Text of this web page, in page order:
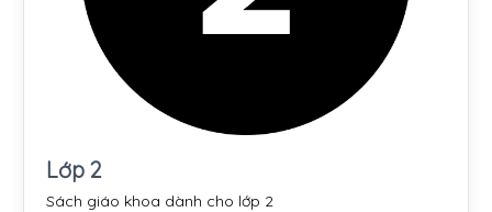
Lớp 2
Sách giáo khoa dành cho lớp 2